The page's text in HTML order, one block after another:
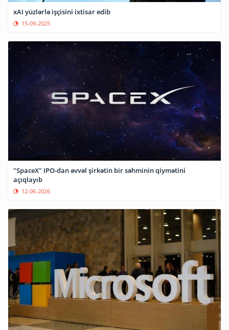
xAI yüzlərlə işçisini ixtisar edib
15-09-2025
"SpaceX" IPO-dan əvvəl şirkətin bir səhminin qiymətini
açıqlayıb
12-06-2026